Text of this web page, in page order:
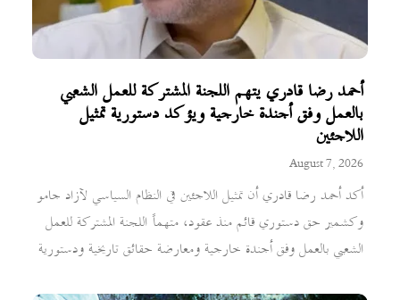
أحمد رضا قادري يتهم اللجنة المشتركة للعمل الشعبي
بالعمل وفق أجندة خارجية ويؤكد دستورية تمثيل
اللاجئين
August 7, 2026
أكد أحمد رضا قادري أن تمثيل اللاجئين في النظام السياسي لآزاد جامو
وكشمير حق دستوري قائم منذ عقود، متهماً اللجنة المشتركة للعمل
الشعبي بالعمل وفق أجندة خارجية ومعارضة حقائق تاريخية ودستورية